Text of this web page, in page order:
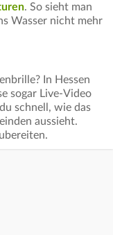
. So sieht man
Wasser nicht mehr
In Hessen
sogar Live-Video
schnell, wie das
aussieht.